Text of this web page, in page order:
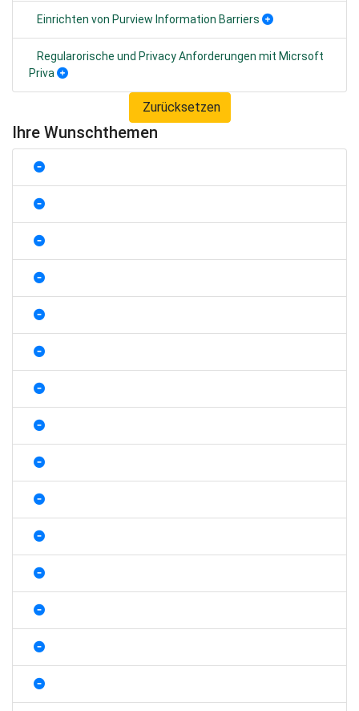
Einrichten von Purview Information Barriers
Regularorische und Privacy Anforderungen mit Micrsoft
Priva
Zurücksetzen
Ihre Wunschthemen